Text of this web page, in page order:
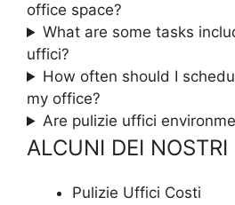
office space?
What are some tasks
uffici?
How often should I
my office?
Are pulizie uffici
ALCUNI DEI NOSTRI
Pulizie Uffici Costi